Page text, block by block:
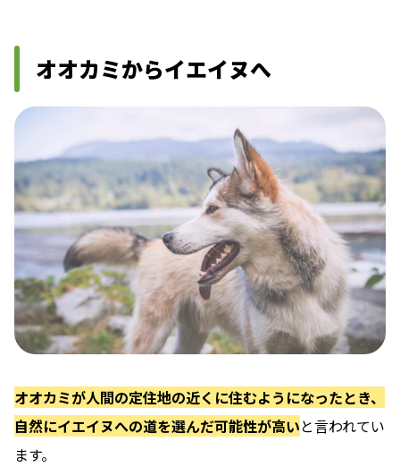
オオカミからイエイヌへ
オオカミが人間の定住地の近くに住むようになったとき、
自然にイエイヌへの道を選んだ可能性が高いと言われてい
ます。